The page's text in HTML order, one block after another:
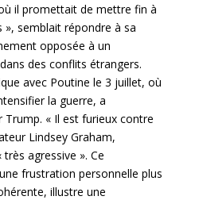
il promettait de mettre fin à
», semblait répondre à sa
opposée à un
des conflits étrangers.
avec Poutine le 3 juillet, où
la guerre, a
« Il est furieux contre
Lindsey Graham,
très agressive ». Ce
frustration personnelle plus
illustre une